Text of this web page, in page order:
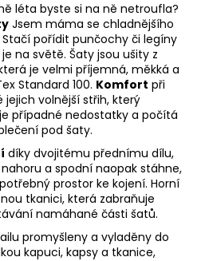
léta byste si na ně netroufla?
Jsem máma se chladnějšího
pořídit punčochy či legíny
na světě. Šaty jsou ušity z
je velmi příjemná, měkká a
Standard 100. Komfort při
volnější střih, který
případné nedostatky a počítá
pod šaty.
díky dvojitému přednímu dílu,
a spodní naopak stáhne,
prostor ke kojení. Horní
tkanici, která zabraňuje
namáhané části šatů.
promyšleny a vyladěny do
kapuci, kapsy a tkanice,